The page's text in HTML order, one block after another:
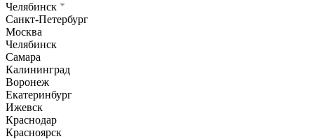
Челябинск
Санкт-Петербург
Москва
Челябинск
Самара
Калининград
Воронеж
Екатеринбург
Ижевск
Краснодар
Красноярск